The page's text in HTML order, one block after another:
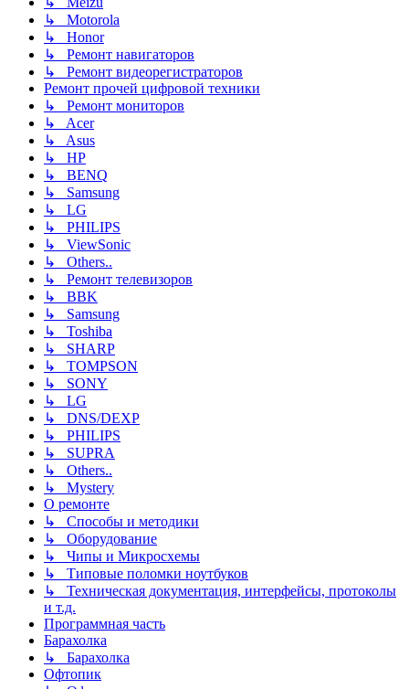
↳ Motorola
↳ Honor
↳ Ремонт навигаторов
↳ Ремонт видеорегистраторов
Ремонт прочей цифровой техники
↳ Ремонт мониторов
↳ Acer
↳ Asus
↳ HP
↳ BENQ
↳ Samsung
↳ LG
↳ PHILIPS
↳ ViewSonic
↳ Others..
↳ Ремонт телевизоров
↳ BBK
↳ Samsung
↳ Toshiba
↳ SHARP
↳ TOMPSON
↳ SONY
↳ LG
↳ DNS/DEXP
↳ PHILIPS
↳ SUPRA
↳ Others..
↳ Mystery
О ремонте
↳ Способы и методики
↳ Оборудование
↳ Чипы и Микросхемы
↳ Типовые поломки ноутбуков
↳ Техническая документация, интерфейсы, протоколы
и т.д.
Программная часть
Барахолка
↳ Барахолка
Офтопик